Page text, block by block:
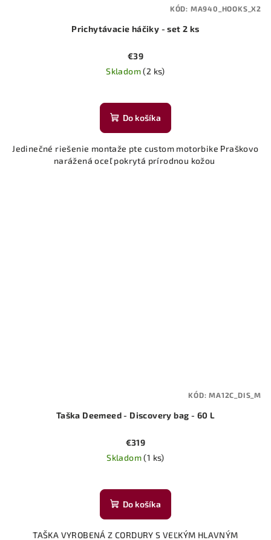
Prichytávacie háčiky - set 2 ks
€39
Skladom(2 ks)
Do košíka
Jedinečné riešenie montaže pte custom motorbike Praškovo
narážená oceľ pokrytá prírodnou kožou
KÓD: MA940_HOOKS_X2
Taška Deemeed - Discovery bag - 60 L
€319
Skladom(1 ks)
Do košíka
TAŠKA VYROBENÁ Z CORDURY S VEĽKÝM HLAVNÝM
KÓD:MA12C_DIS_M